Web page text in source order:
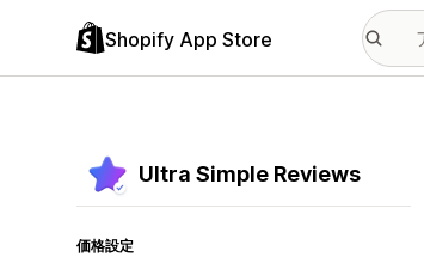
Shopify App Store
Ultra Simple Reviews
価格設定